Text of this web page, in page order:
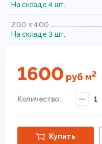
На складе 4 шт.
2.00 x 4.00
На складе 3 шт.
1600 руб м2
Количество: 1
Купить